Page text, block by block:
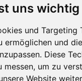
uns wichtig
und Targeting
ermöglichen und
Diese
um zu
Website
Facebook
Twitter
YouTube